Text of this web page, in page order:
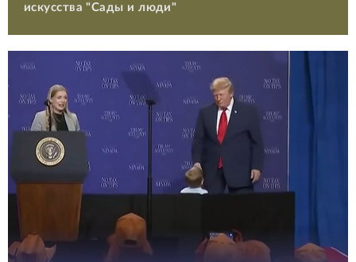
искусства "Сады и люди"